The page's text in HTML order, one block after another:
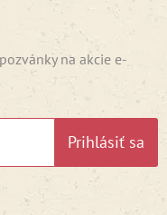
na akcie e-
Prihlásiť sa